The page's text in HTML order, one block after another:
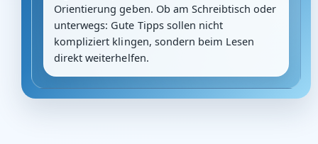
Orientierung geben. Ob am Schreibtisch oder
unterwegs: Gute Tipps sollen nicht
kompliziert klingen, sondern beim Lesen
direkt weiterhelfen.